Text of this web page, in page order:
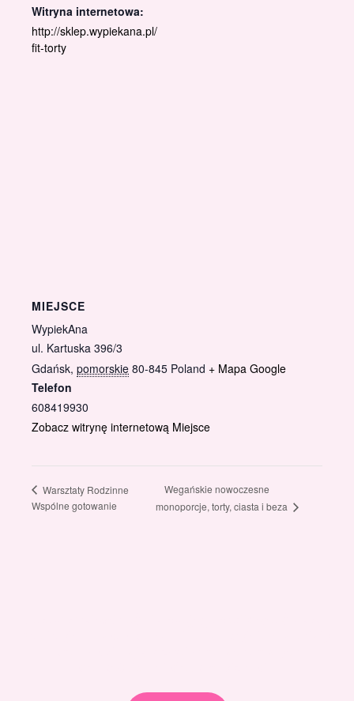
Witryna internetowa:
http://sklep.wypiekana.pl/
fit-torty
MIEJSCE
WypiekAna
ul. Kartuska 396/3
Gdańsk, pomorskie 80-845 Poland + Mapa Google
Telefon
608419930
Zobacz witrynę internetową Miejsce
Warsztaty Rodzinne
Wspólne gotowanie
Wegańskie nowoczesne
monoporcje, torty, ciasta i beza